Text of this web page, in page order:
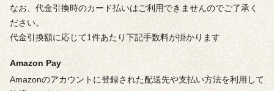
なお、代金引換時のカード払いはご利用できませんのでご了承く
ださい。
代金引換額に応じて1件あたり下記手数料が掛かります
Amazon Pay
Amazonのアカウントに登録された配送先や支払い方法を利用して